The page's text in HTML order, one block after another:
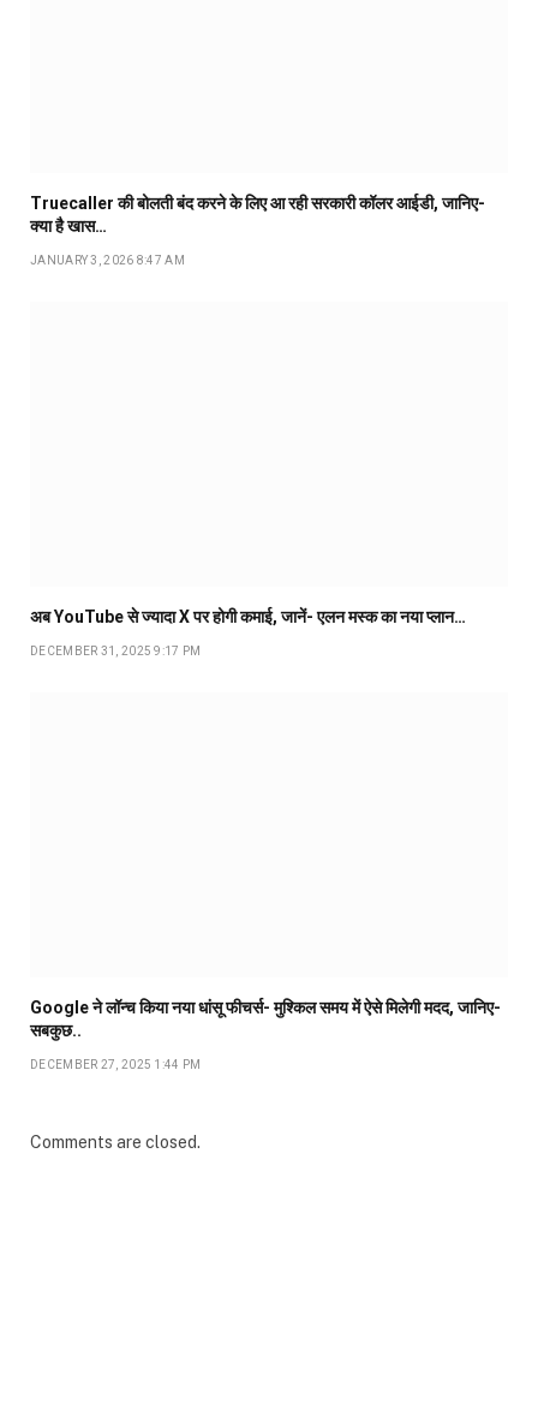
Truecaller की बोलती बंद करने के लिए आ रही सरकारी कॉलर आईडी, जानिए-
क्या है खास…
JANUARY 3, 2026 8:47 AM
अब YouTube से ज्यादा X पर होगी कमाई, जानें- एलन मस्क का नया प्लान…
DECEMBER 31, 2025 9:17 PM
Google ने लॉन्च किया नया धांसू फीचर्स- मुश्किल समय में ऐसे मिलेगी मदद, जानिए-
सबकुछ..
DECEMBER 27, 2025 1:44 PM
Comments are closed.